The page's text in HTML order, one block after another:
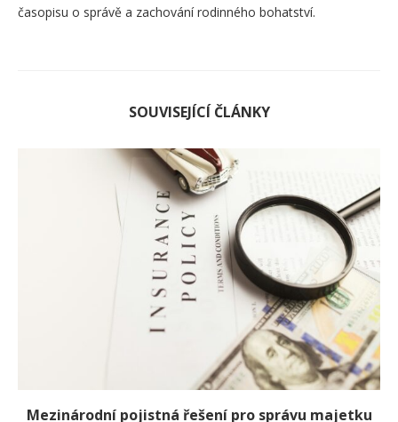
časopisu o správě a zachování rodinného bohatství.
SOUVISEJÍCÍ ČLÁNKY
Mezinárodní pojistná řešení pro správu majetku